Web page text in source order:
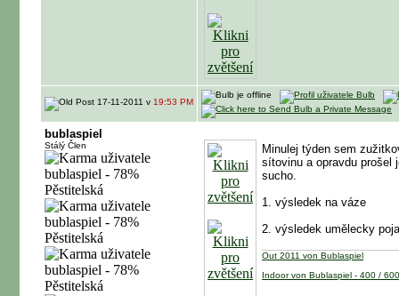
17-11-2011 v 19:53 PM
bublaspiel
Stálý Člen
Minulej týden sem
sítovinu a opravdu prošel
sucho.
1. výsledek na váze
2. výsledek umělecky
Out 2011 von Bublaspiel
Indoor von Bublaspiel - 400 /